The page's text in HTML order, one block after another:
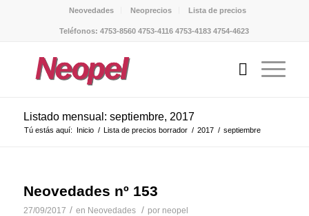
Neovedades Neoprecios Lista de precios
Teléfonos: 4753-8560 4753-4116 4753-4183 4754-4623
Listado mensual: septiembre, 2017
Tú estás aquí: Inicio / Lista de precios borrador / 2017 / septiembre
Neovedades nº 153
27/09/2017 / en Neovedades / por neopel